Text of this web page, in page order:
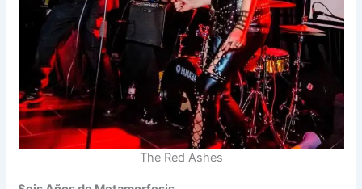
The Red Ashes